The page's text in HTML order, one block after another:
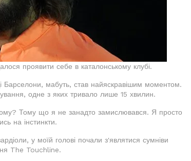
проявити себе в каталонському клубі.
Барселони, мабуть, став найяскравішим моментом.
одне з яких тривало лише 15 хвилин.
Тому що я не занадто замислювався. Я просто
на інстинкти.
у моїй голові почали з'являтися сумніви
The Touchline.